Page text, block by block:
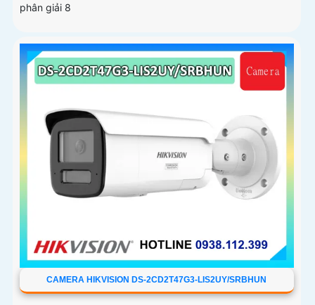
phân giải 8
CAMERA HIKVISION DS-2CD2T47G3-LIS2UY/SRBHUN